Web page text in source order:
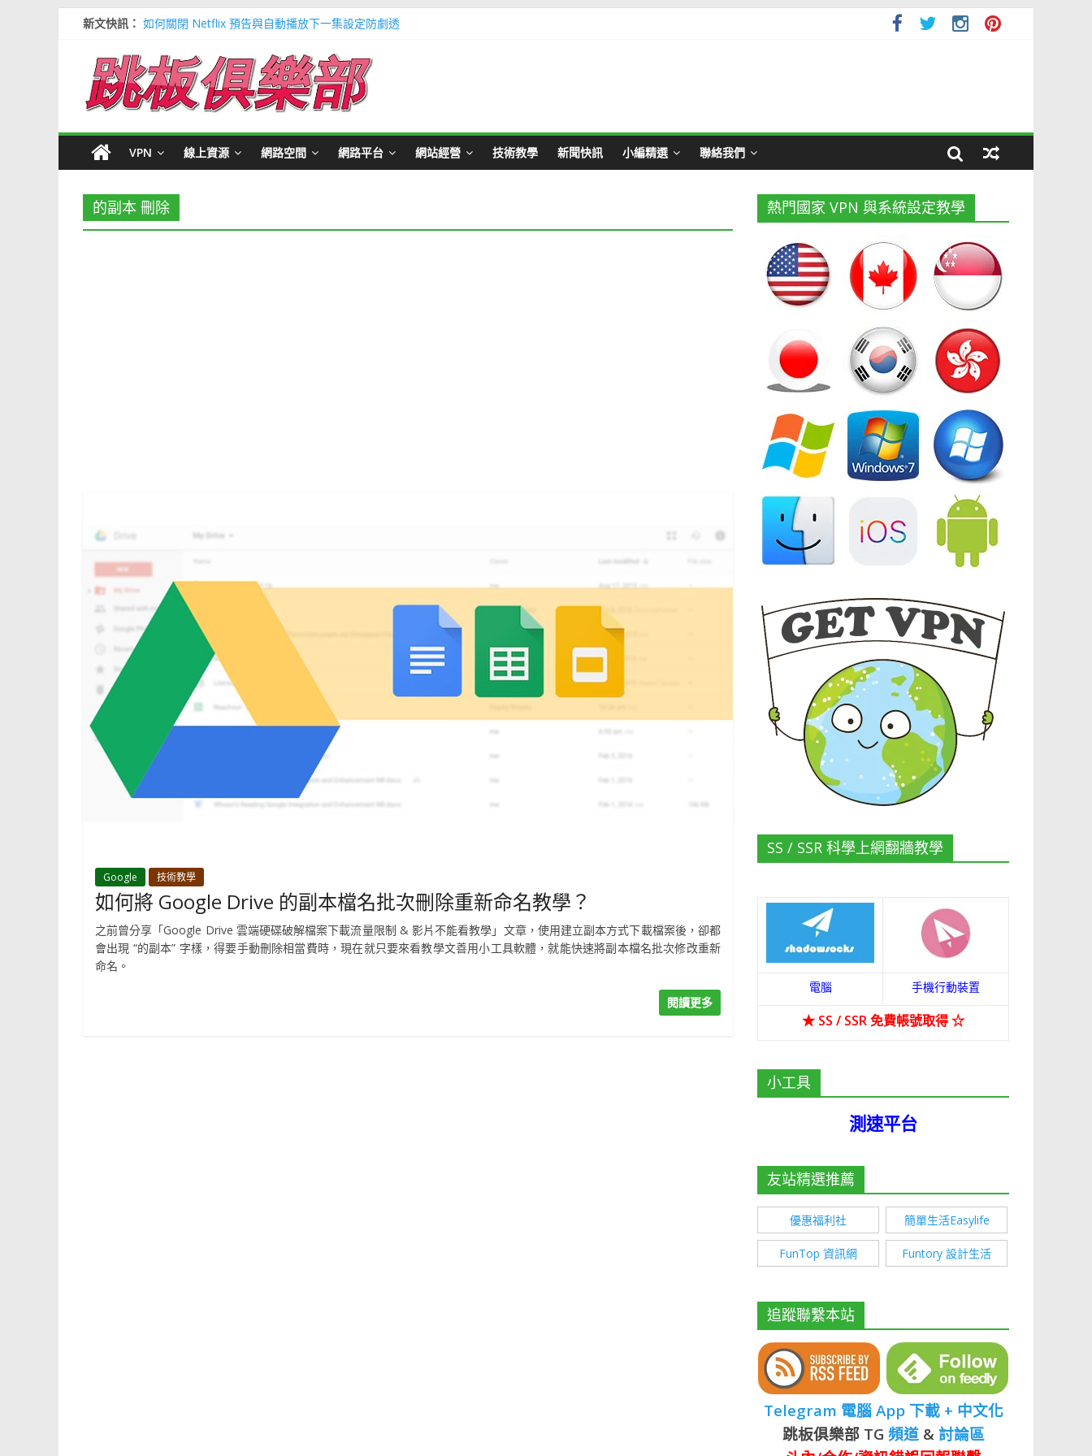
新文快訊： 如何關閉 Netflix 預告與自動播放下一集設定防劇透
信用卡號產生器 (含CVV) 懶人包＃多個 Visa / Master Card 網站
寶可夢飛人安卓必裝 FonesGo 虛擬定位不用出門玩遊戲教學
Google 刪除超過兩年登入帳號＃不想被砍帳號教學
VPN 線上資源 網路空間 網路平台 網站經營 技術教學 新聞快訊 小編精選 聯絡我們
的副本 刪除
Google 技術教學
如何將 Google Drive 的副本檔名批次刪除重新命名教學？
之前曾分享「Google Drive 雲端硬碟破解檔案下載流量限制 & 影片不能看教學」文章，使用建立副本方式下載檔案後，卻都
會出現 “的副本” 字樣，得要手動刪除相當費時，現在就只要來看教學文善用小工具軟體，就能快速將副本檔名批次修改重新
命名。
閱讀更多
熱門國家 VPN 與系統設定教學
SS / SSR 科學上網翻牆教學
電腦 手機行動裝置
★ SS / SSR 免費帳號取得☆
小工具
測速平台
友站精選推薦
優惠福利社 簡單生活Easylife
FunTop 資訊網 Funtory 設計生活
追蹤聯繫本站
Telegram 電腦 App 下載 + 中文化
跳板俱樂部 TG 頻道& 討論區